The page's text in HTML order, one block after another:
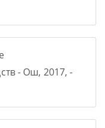
- Ош, 2017, -